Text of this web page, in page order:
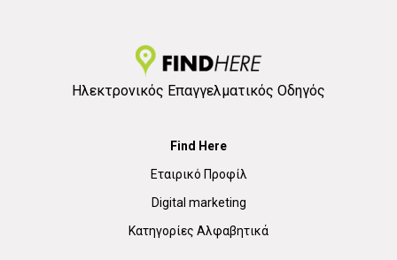
Ηλεκτρονικός Επαγγελματικός Οδηγός
Find Here
Εταιρικό Προφίλ
Digital marketing
Κατηγορίες Αλφαβητικά